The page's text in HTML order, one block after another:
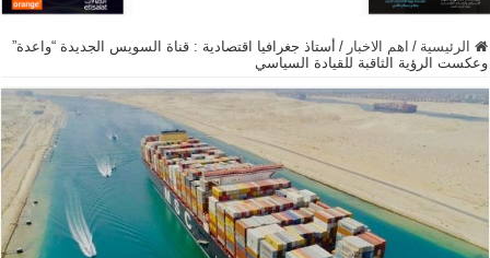
الرئيسية / اهم الاخبار / أستاذ جغرافيا اقتصادية : قناة السويس الجديدة “واعدة”
وعكست الرؤية الثاقبة للقيادة السياسي